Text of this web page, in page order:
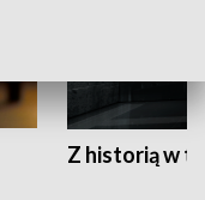
Z historią w